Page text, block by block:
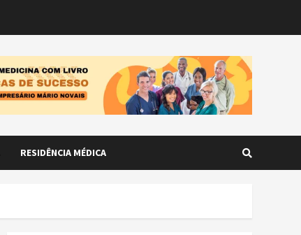
RESIDÊNCIA MÉDICA